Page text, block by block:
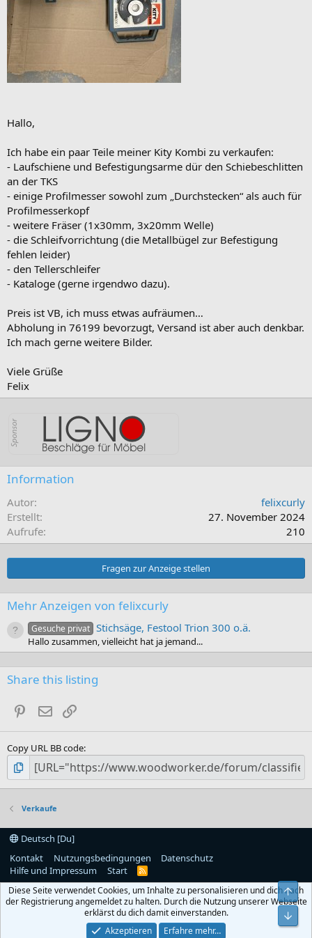
Hallo,
Ich habe ein paar Teile meiner Kity Kombi zu verkaufen:
- Laufschiene und Befestigungsarme dür den Schiebeschlitten
an der TKS
- einige Profilmesser sowohl zum „Durchstecken“ als auch für
Profilmesserkopf
- weitere Fräser (1x30mm, 3x20mm Welle)
- die Schleifvorrichtung (die Metallbügel zur Befestigung
fehlen leider)
- den Tellerschleifer
- Kataloge (gerne irgendwo dazu).
Preis ist VB, ich muss etwas aufräumen…
Abholung in 76199 bevorzugt, Versand ist aber auch denkbar.
Ich mach gerne weitere Bilder.
Viele Grüße
Felix
Information
Autor
felixcurly
Erstellt
27. November 2024
Aufrufe
210
Fragen zur Anzeige stellen
Mehr Anzeigen von felixcurly
Gesuche privat Stichsäge, Festool Trion 300 o.ä.
Hallo zusammen, vielleicht hat ja jemand...
Share this listing
Pinterest
E-Mail
Copy URL BB code
Verkaufe
Deutsch [Du]
Kontakt
Nutzungsbedingungen
Datenschutz
Hilfe und Impressum
Start
R
S
Diese Seite verwendet Cookies, um Inhalte zu personalisieren und dich nach
der Registrierung angemeldet zu halten. Durch die Nutzung unserer Webseite
erklärst du dich damit einverstanden.
Akzeptieren
Erfahre mehr…